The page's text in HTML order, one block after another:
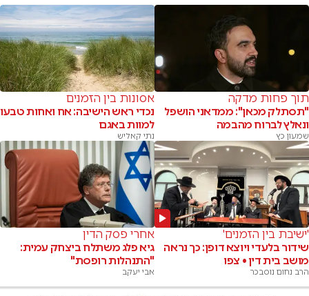
תוך פחות מדקה
"תסתלק מכאן": ממדאני הושפל
ונאלץ לברוח מהבמה
שמעון כץ
אסונות בין הזמנים
נכדי ראש הישיבה: אח ואחות טבעו
למוות באגם
נתי קאליש
'ישיבת בין הזמנים'
שידור בלעדי ויוצא דופן: כך נראה
מושב בית דין • צפו
הרב נחום נוסבכר
אחרי פסק הדין
גיא פלג משתלח ביצחק עמית:
"התנהלות רופסת"
אבי יעקב